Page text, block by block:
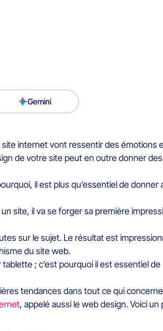
Gemini
internet vont ressentir des émotions
de votre site peut en outre donner des
il est plus qu’essentiel de donner
site, il va se forger sa première
sur le sujet. Le résultat est
du site web.
; c’est pourquoi il est essentiel de
tendances dans tout ce qui
, appelé aussi le web design. Voici